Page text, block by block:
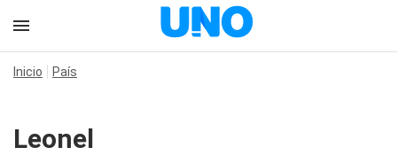
Inicio País
Leonel